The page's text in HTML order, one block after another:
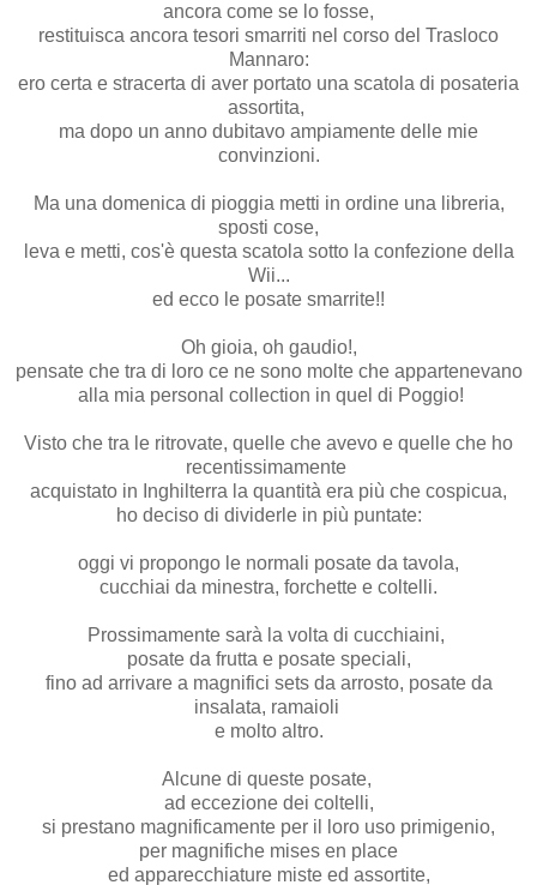
ancora come se lo fosse,
restituisca ancora tesori smarriti nel corso del Trasloco
Mannaro:
ero certa e stracerta di aver portato una scatola di posateria
assortita,
ma dopo un anno dubitavo ampiamente delle mie
convinzioni.
Ma una domenica di pioggia metti in ordine una libreria,
sposti cose,
leva e metti, cos'è questa scatola sotto la confezione della
Wii...
ed ecco le posate smarrite!!
Oh gioia, oh gaudio!,
pensate che tra di loro ce ne sono molte che appartenevano
alla mia personal collection in quel di Poggio!
Visto che tra le ritrovate, quelle che avevo e quelle che ho
recentissimamente
acquistato in Inghilterra la quantità era più che cospicua,
ho deciso di dividerle in più puntate:
oggi vi propongo le normali posate da tavola,
cucchiai da minestra, forchette e coltelli.
Prossimamente sarà la volta di cucchiaini,
posate da frutta e posate speciali,
fino ad arrivare a magnifici sets da arrosto, posate da
insalata, ramaioli
e molto altro.
Alcune di queste posate,
ad eccezione dei coltelli,
si prestano magnificamente per il loro uso primigenio,
per magnifiche mises en place
ed apparecchiature miste ed assortite,